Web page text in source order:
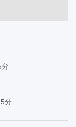
分
分